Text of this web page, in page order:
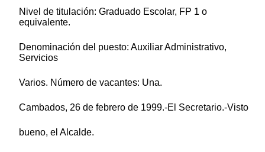
Nivel de titulación: Graduado Escolar, FP 1 o
equivalente.
Denominación del puesto: Auxiliar Administrativo,
Servicios
Varios. Número de vacantes: Una.
Cambados, 26 de febrero de 1999.-El Secretario.-Visto
bueno, el Alcalde.